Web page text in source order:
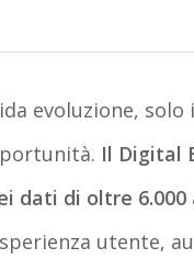
evoluzione, solo
Il Digital
dati di oltre 6.000
utente,